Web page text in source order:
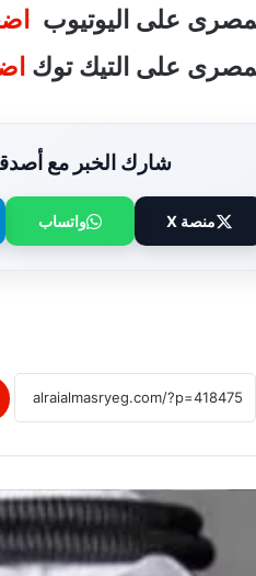
على اليوتيوب
على التيك توك
شارك الخبر مع
منصة X واتساب